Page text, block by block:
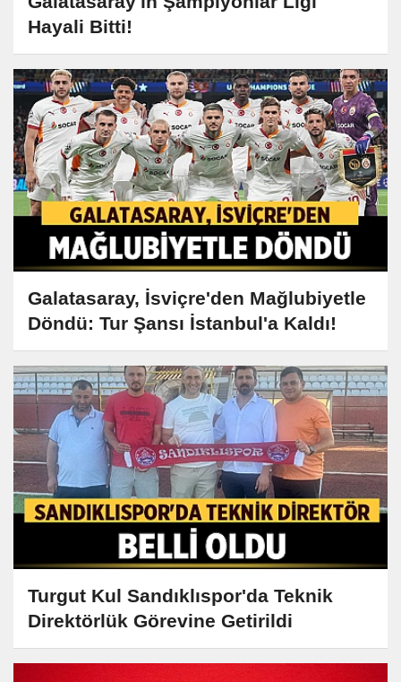
Hayali Bitti!
Galatasaray, İsviçre'den Mağlubiyetle
Döndü: Tur Şansı İstanbul'a Kaldı!
Turgut Kul Sandıklıspor'da Teknik
Direktörlük Görevine Getirildi